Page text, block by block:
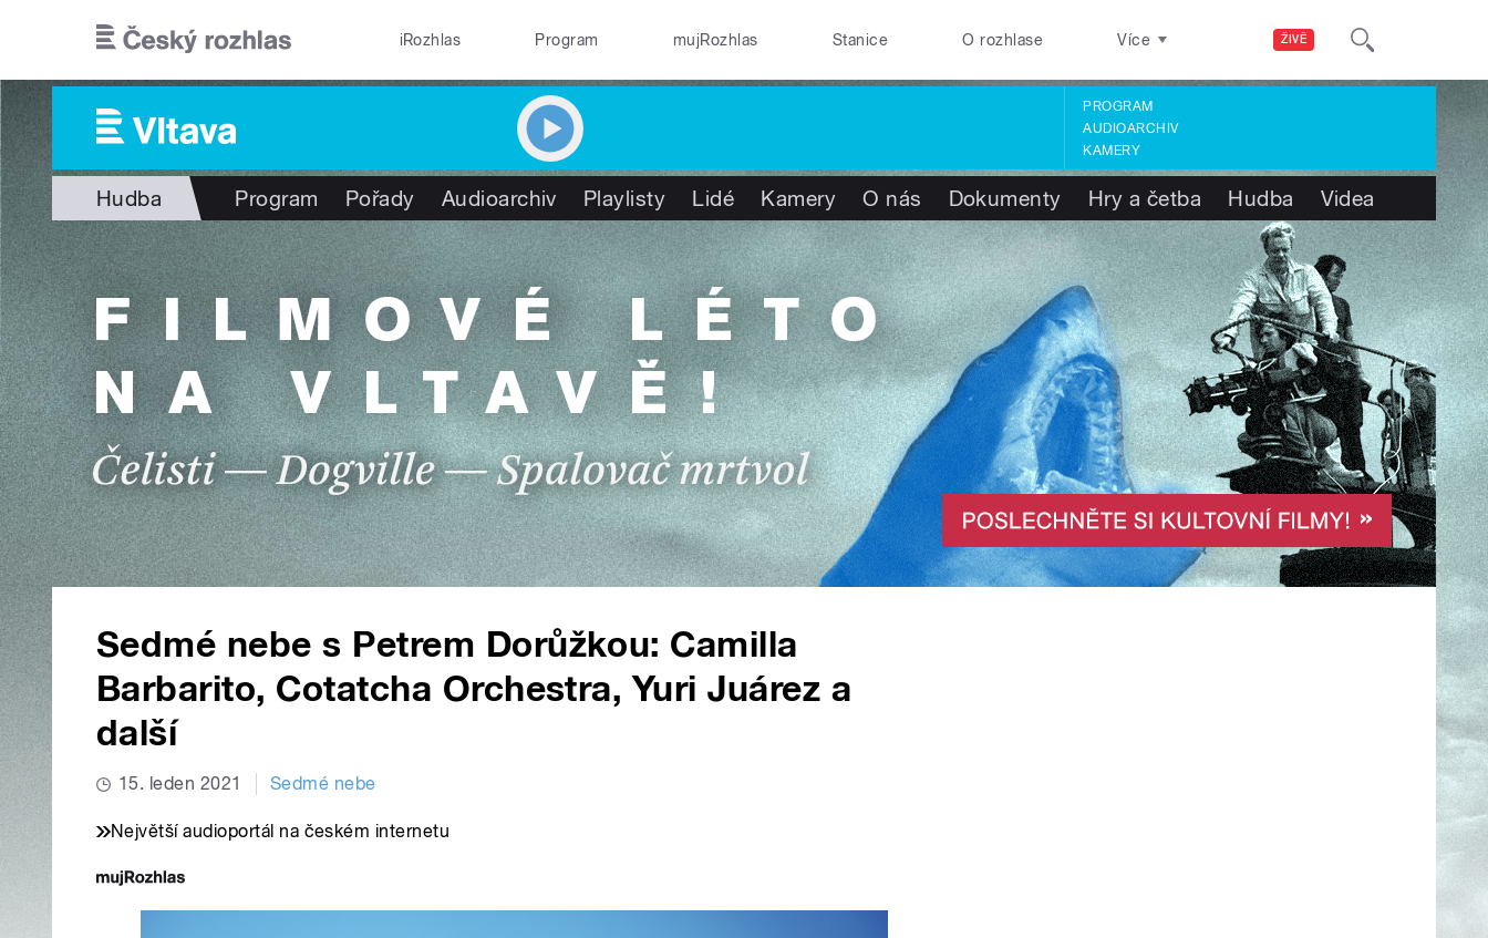
ŽIVĚ
iRozhlas Program mujRozhlas Stanice O rozhlase Více
PROGRAM
AUDIOARCHIV
KAMERY
Hudba Program Pořady Audioarchiv Playlisty Lidé Kamery O nás Dokumenty Hry a četba Hudba Videa
Sedmé nebe s Petrem Dorůžkou: Camilla
Barbarito, Cotatcha Orchestra, Yuri Juárez a
další
15. leden 2021 Sedmé nebe
Největší audioportál na českém internetu